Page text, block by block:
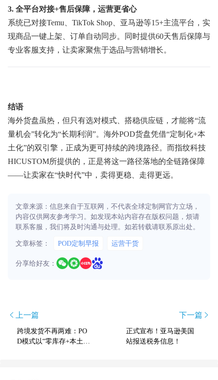
3. 全平台对接+售后保障，运营更省心
系统已对接Temu、TikTok Shop、亚马逊等15+主流平台，实
现商品一键上架、订单自动同步。同时提供60天售后保障与
专业客服支持，让卖家聚焦于选品与营销增长。
结语
海外货盘虽热，但只有选对模式、搭稳供应链，才能将“流
量机会”转化为“长期利润”。海外POD货盘凭借“定制化+本
土化”的双引擎，正成为更可持续的跨境路径。而指纹科技
HICUSTOM所提供的，正是将这一路径落地的全链路保障
——让卖家在“快时代”中，卖得更稳、走得更远。
文章来源：信息来自于互联网，不代表全球定制网官方立场，
内容仅供网友参考学习。如发现本站内容存在版权问题，烦请
联系客服，我们将及时沟通与处理。如若转载请联系原出处。
文章标签： POD定制早报 运营干货
分享给好友：
上一篇
跨境发货不再两难：PO
D模式以“零库存+本土时
下一篇
正式宣布！亚马逊美国
站报送税务信息！